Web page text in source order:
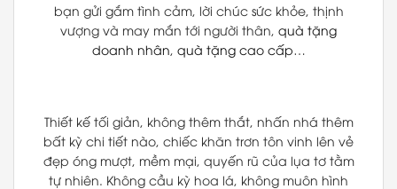
bạn gửi gắm tình cảm, lời chúc sức khỏe, thịnh
vượng và may mắn tới người thân, quà tặng
doanh nhân, quà tặng cao cấp…
Thiết kế tối giản, không thêm thắt, nhấn nhá thêm
bất kỳ chi tiết nào, chiếc khăn trơn tôn vinh lên vẻ
đẹp óng mượt, mềm mại, quyến rũ của lụa tơ tằm
tự nhiên. Không cầu kỳ hoa lá, không muôn hình